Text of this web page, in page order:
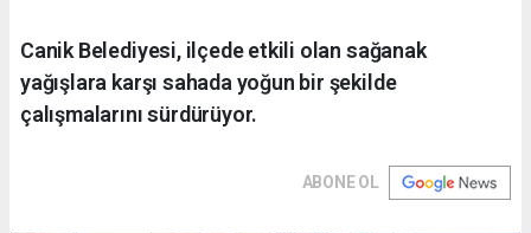
Canik Belediyesi, ilçede etkili olan sağanak
yağışlara karşı sahada yoğun bir şekilde
çalışmalarını sürdürüyor.
ABONE OL